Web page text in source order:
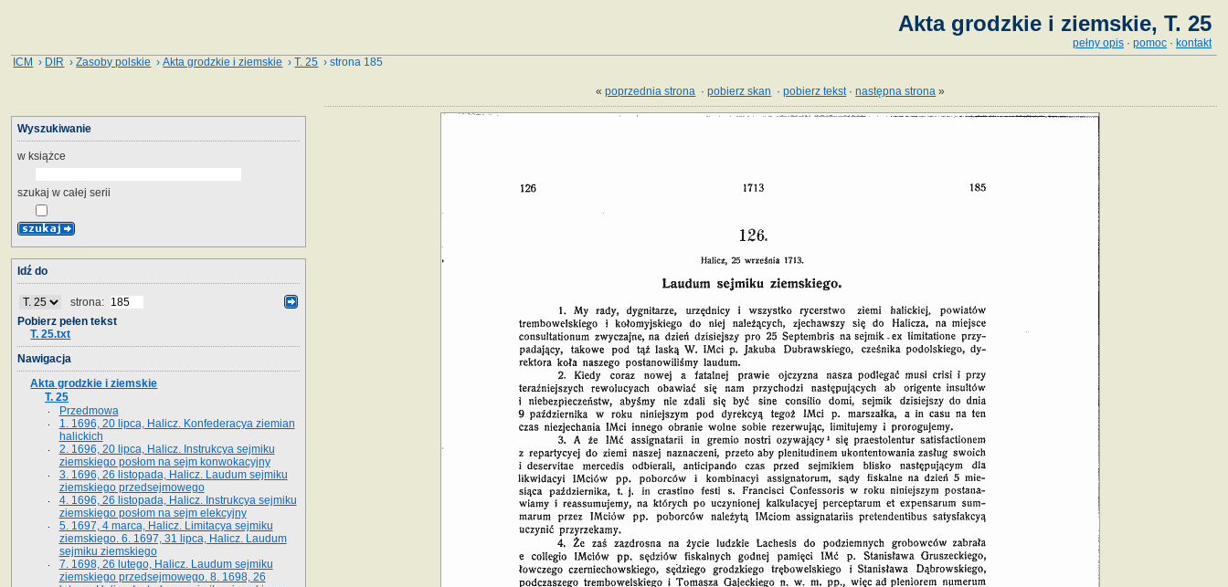
Akta grodzkie i ziemskie, T. 25
pełny opis · pomoc · kontakt
ICM › DIR ›Zasoby polskie ›Akta grodzkie i ziemskie ›T. 25 › strona 185
«poprzednia strona ·pobierz skan ·pobierz tekst·następna strona »
Wyszukiwanie
w książce
szukaj w całej serii
Idź do
strona:
Pobierz pełen tekst
T. 25.txt
Nawigacja
Akta grodzkie i ziemskie
T. 25
Przedmowa
1. 1696, 20 lipca, Halicz. Konfederacya ziemian
halickich
2. 1696, 20 lipca, Halicz. Instrukcya sejmiku
ziemskiego posłom na sejm konwokacyjny
3. 1696, 26 listopada, Halicz. Laudum sejmiku
ziemskiego przedsejmowego
4. 1696, 26 listopada, Halicz. Instrukcya sejmiku
ziemskiego posłom na sejm elekcyjny
5. 1697, 4 marca, Halicz. Limitacya sejmiku
ziemskiego. 6. 1697, 31 lipca, Halicz. Laudum
sejmiku ziemskiego
7. 1698, 26 lutego, Halicz. Laudum sejmiku
ziemskiego przedsejmowego. 8. 1698, 26